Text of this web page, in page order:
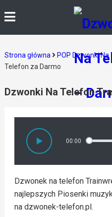
Strona główna POP Dzwonki Na
Telefon za Darmo
Dzwonki Na Telefon
00:00
Dzwonek na telefon
najlepszych Piosenki
na dzwonek-telefon.pl.